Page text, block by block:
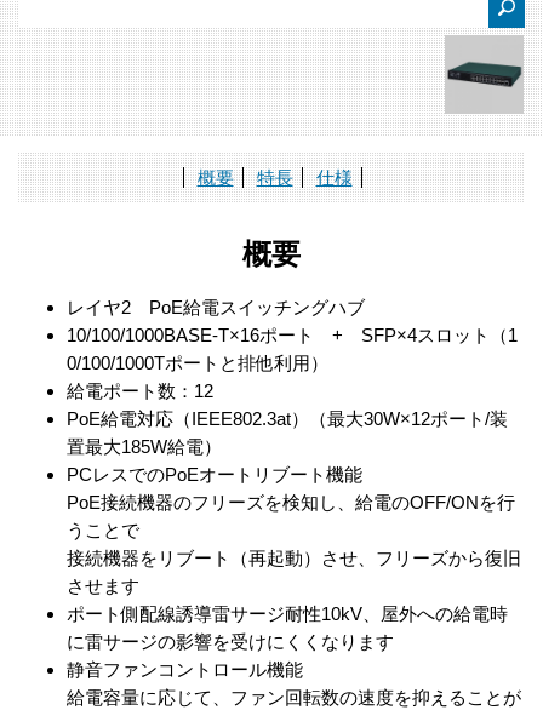
概要 特長 仕様
概要
レイヤ2 PoE給電スイッチングハブ
10/100/1000BASE-T×16ポート + SFP×4スロット（1
0/100/1000Tポートと排他利用）
給電ポート数：12
PoE給電対応（IEEE802.3at）（最大30W×12ポート/装
置最大185W給電）
PCレスでのPoEオートリブート機能
PoE接続機器のフリーズを検知し、給電のOFF/ONを行
うことで
接続機器をリブート（再起動）させ、フリーズから復旧
させます
ポート側配線誘導雷サージ耐性10kV、屋外への給電時
に雷サージの影響を受けにくくなります
静音ファンコントロール機能
給電容量に応じて、ファン回転数の速度を抑えることが